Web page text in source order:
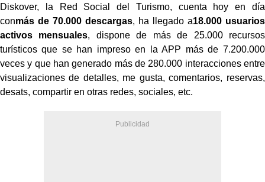
Diskover, la Red Social del Turismo, cuenta hoy en día
conmás de 70.000 descargas, ha llegado a18.000 usuarios
activos mensuales, dispone de más de 25.000 recursos
turísticos que se han impreso en la APP más de 7.200.000
veces y que han generado más de 280.000 interacciones entre
visualizaciones de detalles, me gusta, comentarios, reservas,
desats, compartir en otras redes, sociales, etc.